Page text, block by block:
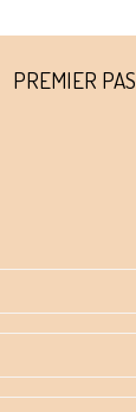
PREMIER PAS